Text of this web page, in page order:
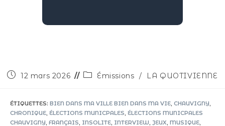
12 mars 2026 Émissions / LA QUOTIVIENNE
ÉTIQUETTES: BIEN DANS MA VILLE BIEN DANS MA VIE, CHAUVIGNY,
CHRONIQUE, ÉLECTIONS MUNICPALES, ÉLECTIONS MUNICPALES
CHAUVIGNY, FRANÇAIS, INSOLITE, INTERVIEW, JEUX, MUSIQUE,